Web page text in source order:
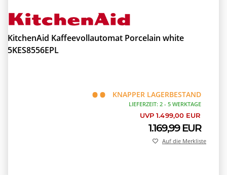
KitchenAid Kaffeevollautomat Porcelain white
5KES8556EPL
KNAPPER LAGERBESTAND
LIEFERZEIT: 2 - 5 WERKTAGE
UVP 1.499,00 EUR
1.169,99 EUR
Auf die Merkliste